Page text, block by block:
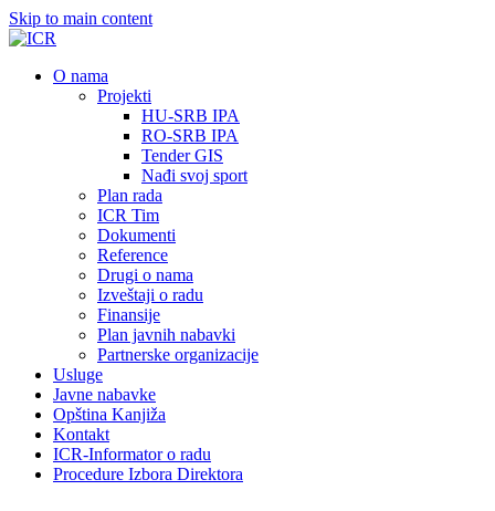
Skip to main content
О nama
Projekti
HU-SRB IPA
RO-SRB IPA
Tender GIS
Nađi svoj sport
Plan rada
ICR Tim
Dokumenti
Reference
Drugi o nama
Izveštaji o radu
Finansije
Plan javnih nabavki
Partnerske organizacije
Usluge
Javne nabavke
Opština Kanjiža
Kontakt
ICR-Informator o radu
Procedure Izbora Direktora